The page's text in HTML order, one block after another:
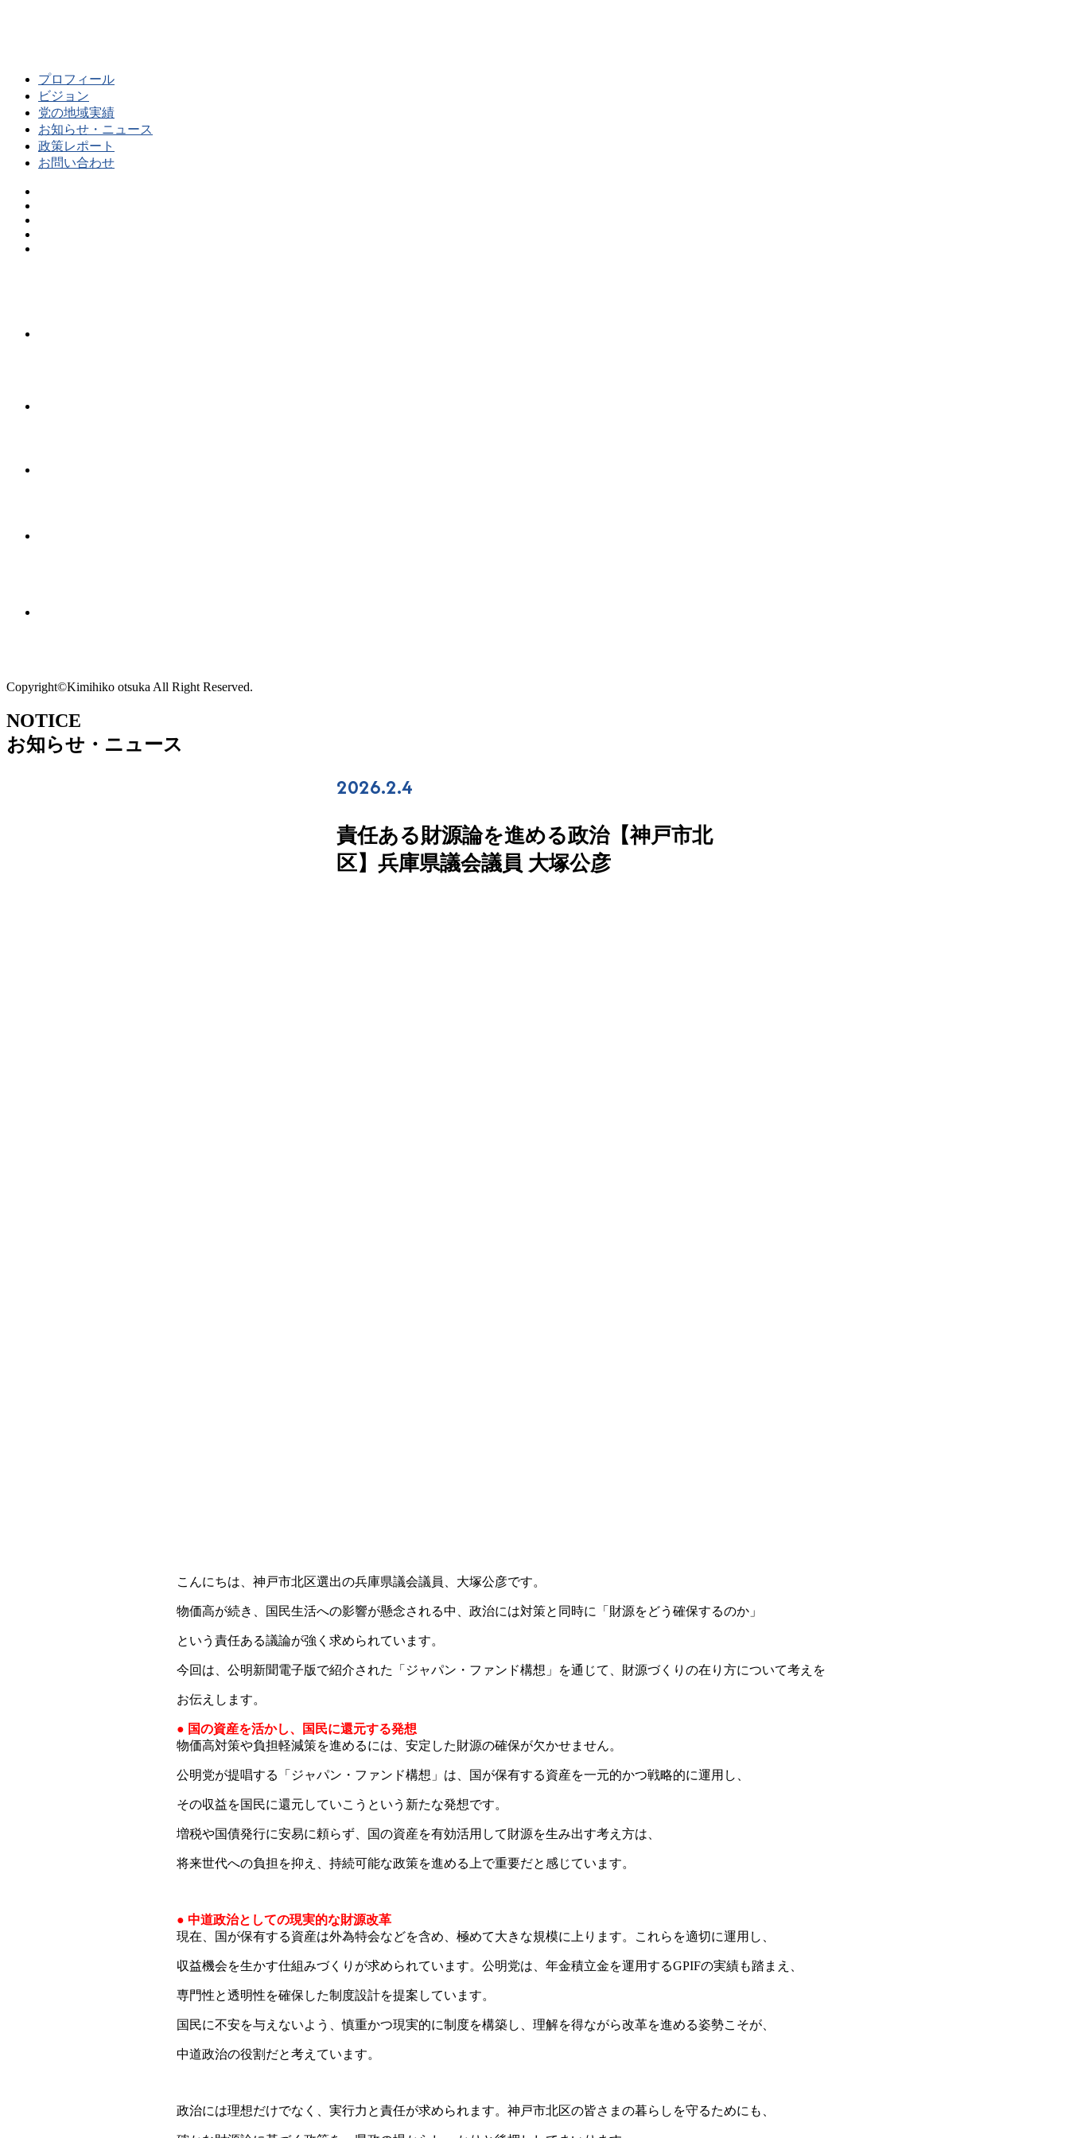
プロフィール
ビジョン
党の地域実績
お知らせ・ニュース
政策レポート
お問い合わせ
Copyright©Kimihiko otsuka All Right Reserved.
NOTICE
お知らせ・ニュース
2026.2.4
責任ある財源論を進める政治【神戸市北
区】兵庫県議会議員 大塚公彦
こんにちは、神戸市北区選出の兵庫県議会議員、大塚公彦です。
物価高が続き、国民生活への影響が懸念される中、政治には対策と同時に「財源をどう確保するのか」
という責任ある議論が強く求められています。
今回は、公明新聞電子版で紹介された「ジャパン・ファンド構想」を通じて、財源づくりの在り方について考えを
お伝えします。
● 国の資産を活かし、国民に還元する発想
物価高対策や負担軽減策を進めるには、安定した財源の確保が欠かせません。
公明党が提唱する「ジャパン・ファンド構想」は、国が保有する資産を一元的かつ戦略的に運用し、
その収益を国民に還元していこうという新たな発想です。
増税や国債発行に安易に頼らず、国の資産を有効活用して財源を生み出す考え方は、
将来世代への負担を抑え、持続可能な政策を進める上で重要だと感じています。
● 中道政治としての現実的な財源改革
現在、国が保有する資産は外為特会などを含め、極めて大きな規模に上ります。これらを適切に運用し、
収益機会を生かす仕組みづくりが求められています。公明党は、年金積立金を運用するGPIFの実績も踏まえ、
専門性と透明性を確保した制度設計を提案しています。
国民に不安を与えないよう、慎重かつ現実的に制度を構築し、理解を得ながら改革を進める姿勢こそが、
中道政治の役割だと考えています。
政治には理想だけでなく、実行力と責任が求められます。神戸市北区の皆さまの暮らしを守るためにも、